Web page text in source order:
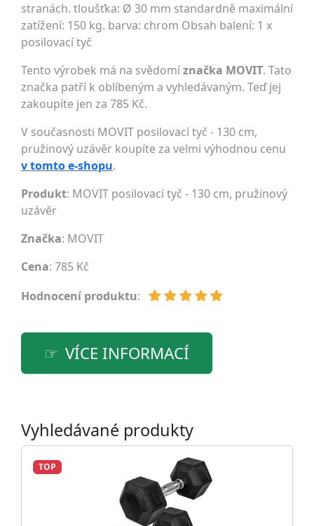
stranách. tloušťka: Ø 30 mm standardně maximální
zatížení: 150 kg. barva: chrom Obsah balení: 1 x
posilovací tyč
Tento výrobek má na svědomíznačka MOVIT. Tato
značka patří k oblíbeným a vyhledávaným. Teď jej
zakoupíte jen za 785 Kč.
V současnosti MOVIT posilovací tyč - 130 cm,
pružinový uzávěr koupíte za velmi výhodnou cenu
v tomto e-shopu.
Produkt: MOVIT posilovací tyč - 130 cm, pružinový
uzávěr
Značka: MOVIT
Cena: 785 Kč
Hodnocení produktu:
VÍCE INFORMACÍ
Vyhledávané produkty
TOP